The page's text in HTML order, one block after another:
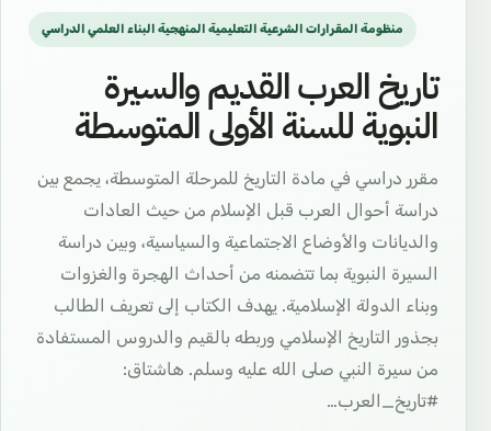
منظومة المقرارات الشرعية التعليمية المنهجية البناء العلمي الدراسي
تاريخ العرب القديم والسيرة
النبوية للسنة الأولى المتوسطة
مقرر دراسي في مادة التاريخ للمرحلة المتوسطة، يجمع بين
دراسة أحوال العرب قبل الإسلام من حيث العادات
والديانات والأوضاع الاجتماعية والسياسية، وبين دراسة
السيرة النبوية بما تتضمنه من أحداث الهجرة والغزوات
وبناء الدولة الإسلامية. يهدف الكتاب إلى تعريف الطالب
بجذور التاريخ الإسلامي وربطه بالقيم والدروس المستفادة
من سيرة النبي صلى الله عليه وسلم. هاشتاق:
#تاريخ_العرب…